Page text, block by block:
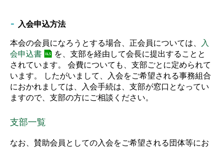
入会申込方法
本会の会員になろうとする場合、正会員については、
入
会申込書
を、支部を経由して会長に提出することと
されています。 会費についても、支部ごとに定められて
います。 したがいまして、入会をご希望される事務組合
におかれましては、入会手続は、支部が窓口となってい
ますので、支部の方にご相談ください。
支部一覧
なお、賛助会員としての入会をご希望される団体等にお